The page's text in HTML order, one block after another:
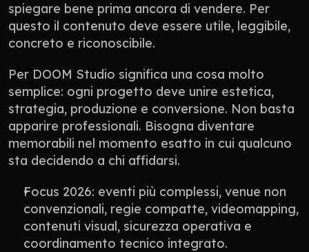
spiegare bene prima ancora di vendere. Per
questo il contenuto deve essere utile, leggibile,
concreto e riconoscibile.
Per DOOM Studio significa una cosa molto
semplice: ogni progetto deve unire estetica,
strategia, produzione e conversione. Non basta
apparire professionali. Bisogna diventare
memorabili nel momento esatto in cui qualcuno
sta decidendo a chi affidarsi.
Focus 2026: eventi più complessi, venue non
convenzionali, regie compatte, videomapping,
contenuti visual, sicurezza operativa e
coordinamento tecnico integrato.